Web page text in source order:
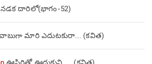
నడక దారిలో(భాగం-52)
మారి ఎదుటకురా…. (కవిత)